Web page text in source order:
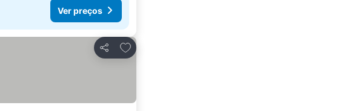
Ver preços
Partilhar
Adicionar aos favoritos